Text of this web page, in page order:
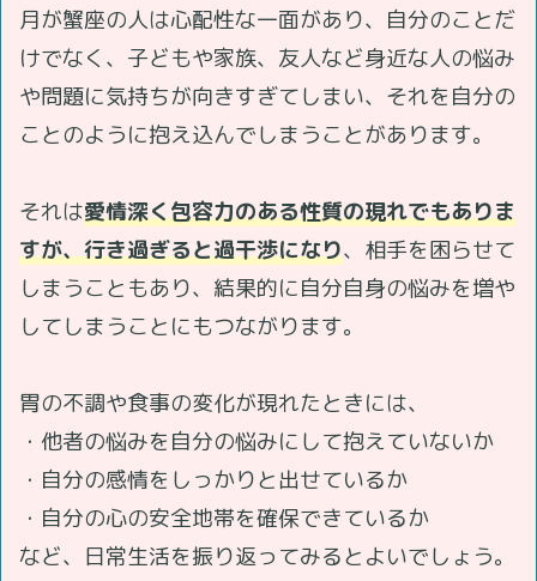
月が蟹座の人は心配性な一面があり、自分のことだ
けでなく、子どもや家族、友人など身近な人の悩み
や問題に気持ちが向きすぎてしまい、それを自分の
ことのように抱え込んでしまうことがあります。
それは愛情深く包容力のある性質の現れでもありま
すが、行き過ぎると過干渉になり、相手を困らせて
しまうこともあり、結果的に自分自身の悩みを増や
してしまうことにもつながります。
胃の不調や食事の変化が現れたときには、
・他者の悩みを自分の悩みにして抱えていないか
・自分の感情をしっかりと出せているか
・自分の心の安全地帯を確保できているか
など、日常生活を振り返ってみるとよいでしょう。